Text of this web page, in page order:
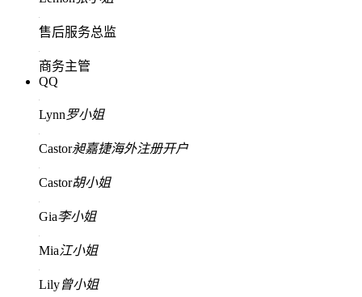
售后服务总监
商务主管
QQ
Lynn罗小姐
Castor昶嘉捷海外注册开户
Castor胡小姐
Gia李小姐
Mia江小姐
Lily曾小姐